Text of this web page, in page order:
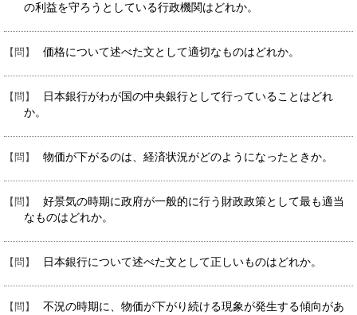
の利益を守ろうとしている行政機関はどれか。
価格について述べた文として適切なものはどれか。
日本銀行がわが国の中央銀行として行っていることはどれ
か。
物価が下がるのは、経済状況がどのようになったときか。
好景気の時期に政府が一般的に行う財政政策として最も適当
なものはどれか。
日本銀行について述べた文として正しいものはどれか。
不況の時期に、物価が下がり続ける現象が発生する傾向があ